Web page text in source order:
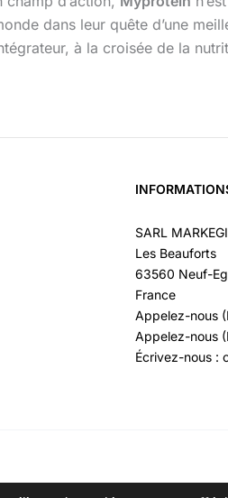
dans leur quête d’une
à la croisée de la
SARL
Les Beauforts
63560 Neuf-
France
Appelez-nous
Appelez-nous
Écrivez-nous :